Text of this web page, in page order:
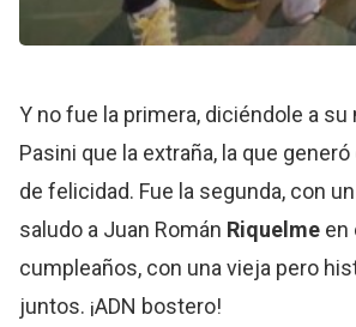
Y no fue la primera, diciéndole a su
Pasini que la extraña, la que
de felicidad. Fue la segunda, con
saludo a Juan Román Riquelme en
cumpleaños, con una vieja pero
juntos. ¡ADN bostero!